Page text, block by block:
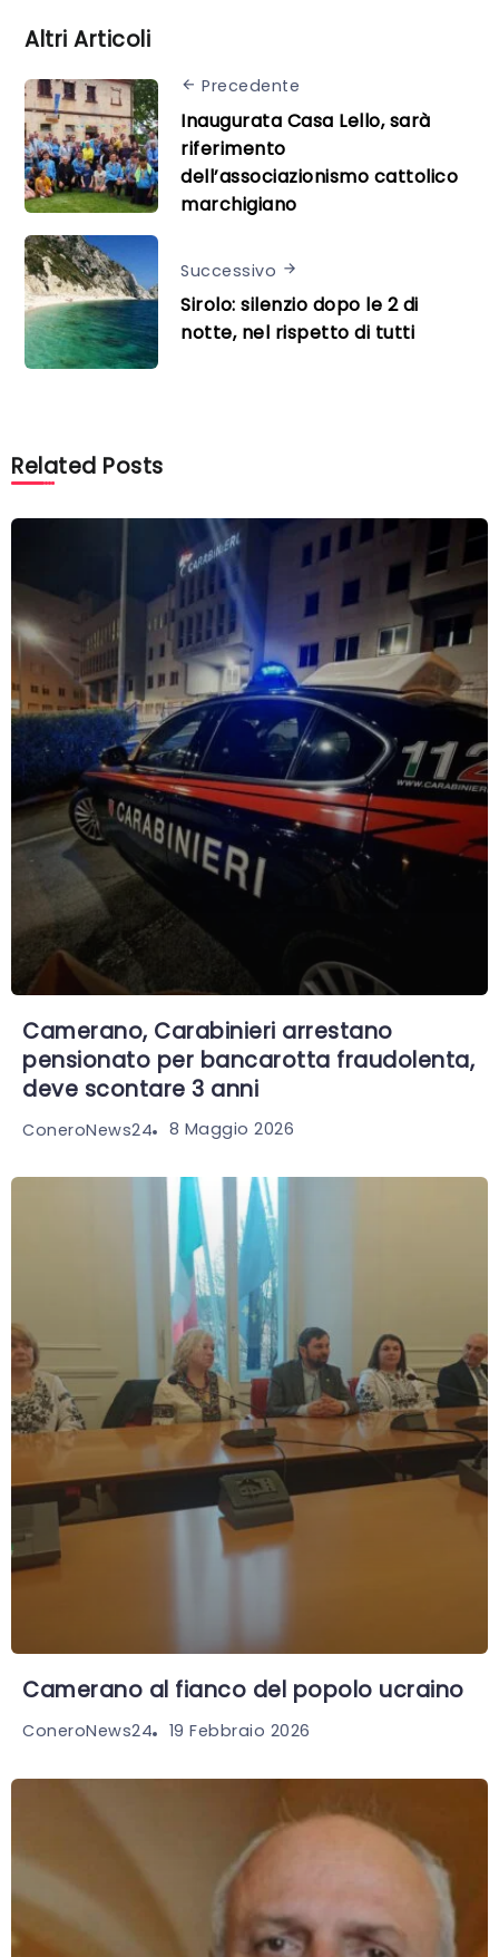
Altri Articoli
Precedente
Inaugurata Casa Lello, sarà
riferimento
dell’associazionismo cattolico
marchigiano
Successivo
Sirolo: silenzio dopo le 2 di
notte, nel rispetto di tutti
Related Posts
Camerano, Carabinieri arrestano
pensionato per bancarotta fraudolenta,
deve scontare 3 anni
ConeroNews24 8 Maggio 2026
Camerano al fianco del popolo ucraino
ConeroNews24 19 Febbraio 2026